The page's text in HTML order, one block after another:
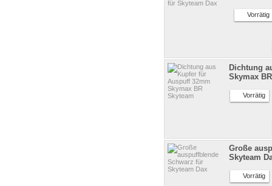
Dichtung
Skymax
Vorrätig
Große
Skyteam
Vorrätig